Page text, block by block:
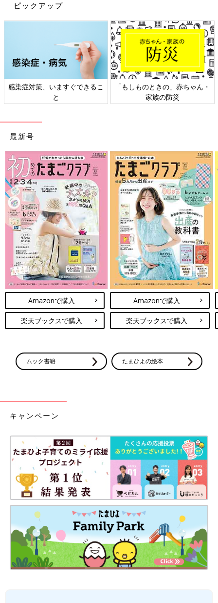
出典：Instagramアカウント「sutchama_ikuji」
sutchama_ikujiさんがおすすめしているのは、淡いブルーの色み
が魅力的な花柄ワンピース。サラッとした生地とのことなので、
夏でも快適に着られますね♪ 両肩にボタンがついているため、着
脱しやすいのもGOOD！ワンピースとして1枚での着用はもちろ
ん、投稿のようにパンツを合わせると、今っぽコーデに仕上がり
ます◎
ストレッチ性が高く動きやすい♪ 今っぽデザインの
ピックアップ
染症対策、いますぐできるこ
「もしものときの」赤ちゃん・
家族の防災
最新号
Amazonで購入
楽天ブックスで購入
Amazonで購入
楽天ブックスで購入
ムック書籍 たまひよの絵本
キャンペーン